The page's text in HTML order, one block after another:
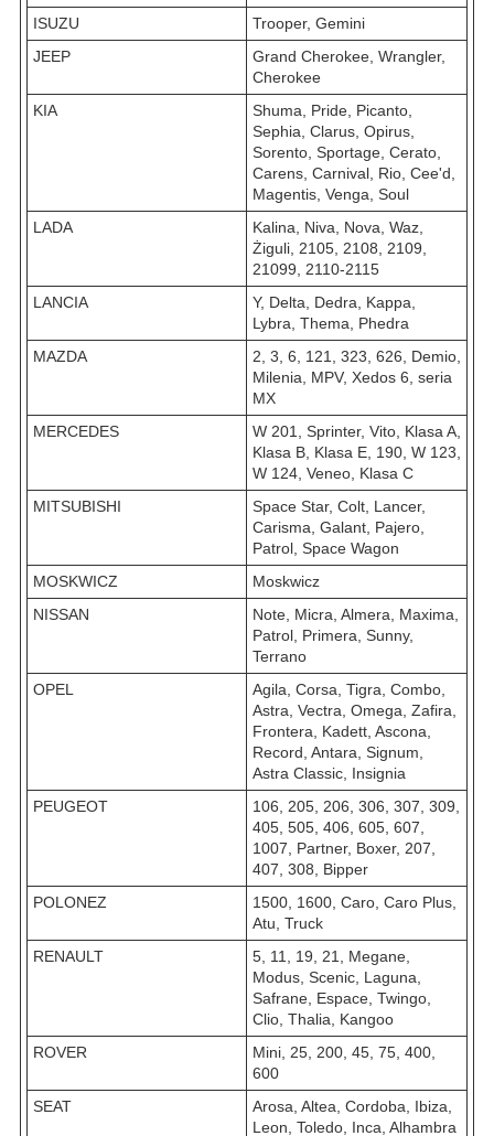
ISUZU
Trooper, Gemini
JEEP
Grand Cherokee, Wrangler,
Cherokee
KIA
Shuma, Pride, Picanto,
Sephia, Clarus, Opirus,
Sorento, Sportage, Cerato,
Carens, Carnival, Rio, Cee'd,
Magentis, Venga, Soul
LADA
Kalina, Niva, Nova, Waz,
Żiguli, 2105, 2108, 2109,
21099, 2110-2115
LANCIA
Y, Delta, Dedra, Kappa,
Lybra, Thema, Phedra
MAZDA
2, 3, 6, 121, 323, 626, Demio,
Milenia, MPV, Xedos 6, seria
MX
MERCEDES
W 201, Sprinter, Vito, Klasa A,
Klasa B, Klasa E, 190, W 123,
W 124, Veneo, Klasa C
MITSUBISHI
Space Star, Colt, Lancer,
Carisma, Galant, Pajero,
Patrol, Space Wagon
MOSKWICZ
Moskwicz
NISSAN
Note, Micra, Almera, Maxima,
Patrol, Primera, Sunny,
Terrano
OPEL
Agila, Corsa, Tigra, Combo,
Astra, Vectra, Omega, Zafira,
Frontera, Kadett, Ascona,
Record, Antara, Signum,
Astra Classic, Insignia
PEUGEOT
106, 205, 206, 306, 307, 309,
405, 505, 406, 605, 607,
1007, Partner, Boxer, 207,
407, 308, Bipper
POLONEZ
1500, 1600, Caro, Caro Plus,
Atu, Truck
RENAULT
5, 11, 19, 21, Megane,
Modus, Scenic, Laguna,
Safrane, Espace, Twingo,
Clio, Thalia, Kangoo
ROVER
Mini, 25, 200, 45, 75, 400,
600
SEAT
Arosa, Altea, Cordoba, Ibiza,
Leon, Toledo, Inca, Alhambra